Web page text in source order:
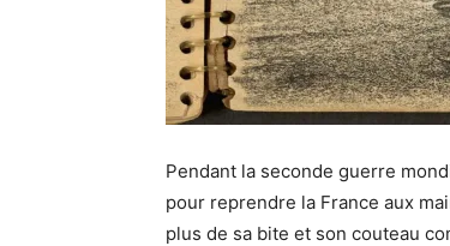
Pendant la seconde guerre
pour reprendre la France aux
plus de sa bite et son couteau